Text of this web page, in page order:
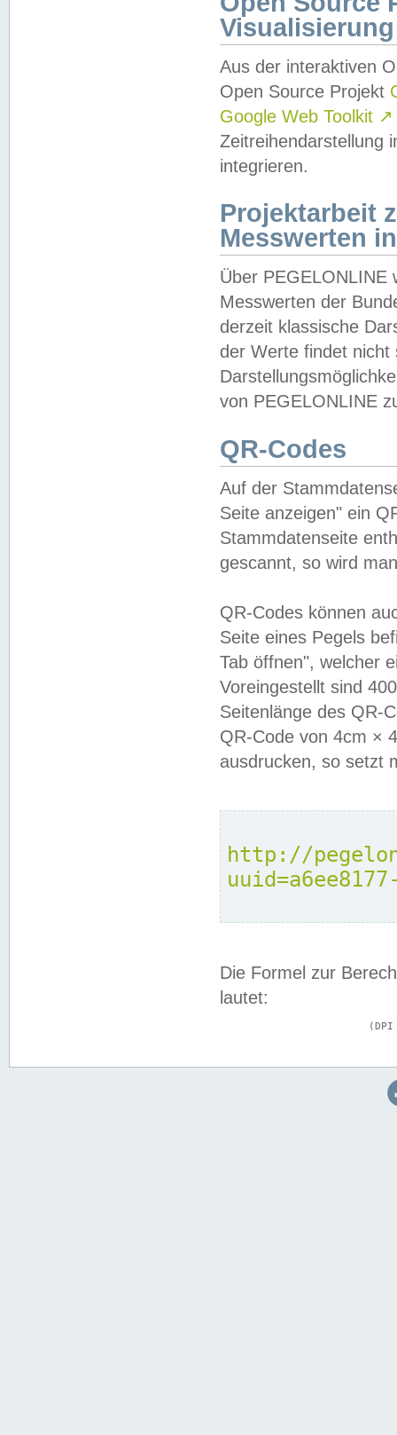
Visualisierung
Aus der interaktiven
Open Source Projekt
Google Web Toolkit ↗
Zeitreihendarstellung
integrieren.
Projektarbeit
Messwerten
Über PEGELONLINE
Messwerten der
derzeit klassische
der Werte findet
von PEGELONLINE
QR-Codes
Auf der
Seite anzeigen" ein
Stammdatenseite
gescannt, so wird
QR-Codes können
Seite eines Pegels
Tab öffnen", welcher
Voreingestellt sind
Seitenlänge des QR-
QR-Code von 4cm ×
ausdrucken, so setzt
http://
Die Formel zur
lautet: